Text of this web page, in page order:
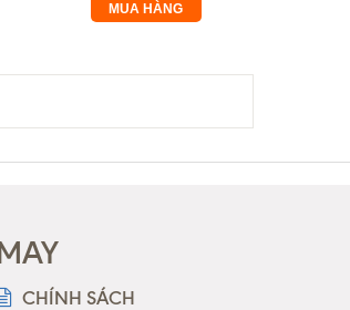
MUA HÀNG
CHÍNH SÁCH